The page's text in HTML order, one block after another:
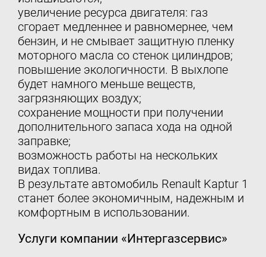
увеличение ресурса двигателя: газ
сгорает медленнее и равномернее, чем
бензин, и не смывает защитную пленку
моторного масла со стенок цилиндров;
повышение экологичности. В выхлопе
будет намного меньше веществ,
загрязняющих воздух;
сохранение мощности при получении
дополнительного запаса хода на одной
заправке;
возможность работы на нескольких
видах топлива.
В результате автомобиль Renault Kaptur 1
станет более экономичным, надежным и
комфортным в использовании.
Услуги компании «Интергазсервис»